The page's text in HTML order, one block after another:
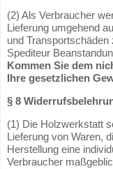
(2) Als Verbraucher
Lieferung umgehend
und
Spediteur
Kommen Sie dem
Ihre gesetzlichen
§ 8
(1) Die Holzwerkstatt
Lieferung von Waren,
Herstellung eine
Verbraucher